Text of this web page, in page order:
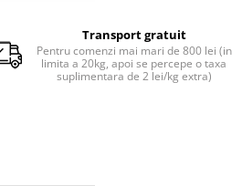
Transport gratuit
Pentru comenzi mai mari de 800 lei (in
limita a 20kg, apoi se percepe o taxa
suplimentara de 2 lei/kg extra)